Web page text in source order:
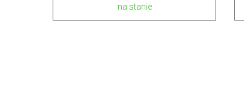
na stanie